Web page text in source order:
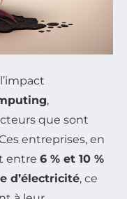
,
que sont
entreprises, en
entre 6 % et 10 %
d’électricité, ce